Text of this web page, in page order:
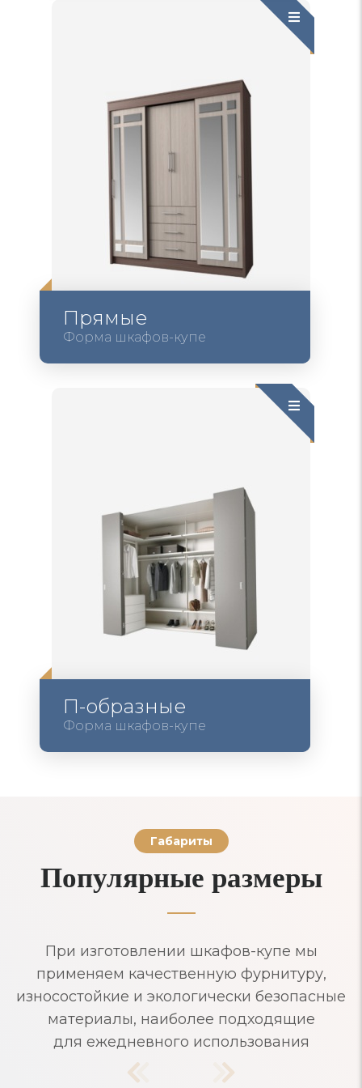
Прямые
Форма шкафов-купе
П-образные
Форма шкафов-купе
Габариты
Популярные размеры
При изготовлении шкафов-купе мы
применяем качественную фурнитуру,
износостойкие и экологически безопасные
материалы, наиболее подходящие
для ежедневного использования